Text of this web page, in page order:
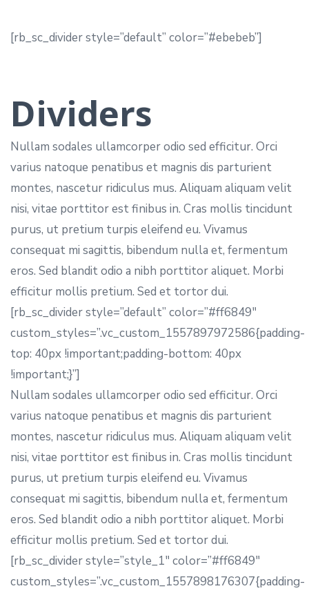
[rb_sc_divider style=”default” color=”#ebebeb”]
Dividers
Nullam sodales ullamcorper odio sed efficitur. Orci
varius natoque penatibus et magnis dis parturient
montes, nascetur ridiculus mus. Aliquam aliquam velit
nisi, vitae porttitor est finibus in. Cras mollis tincidunt
purus, ut pretium turpis eleifend eu. Vivamus
consequat mi sagittis, bibendum nulla et, fermentum
eros. Sed blandit odio a nibh porttitor aliquet. Morbi
efficitur mollis pretium. Sed et tortor dui.
[rb_sc_divider style=”default” color=”#ff6849″
custom_styles=”.vc_custom_1557897972586{padding-
top: 40px !important;padding-bottom: 40px
!important;}”]
Nullam sodales ullamcorper odio sed efficitur. Orci
varius natoque penatibus et magnis dis parturient
montes, nascetur ridiculus mus. Aliquam aliquam velit
nisi, vitae porttitor est finibus in. Cras mollis tincidunt
purus, ut pretium turpis eleifend eu. Vivamus
consequat mi sagittis, bibendum nulla et, fermentum
eros. Sed blandit odio a nibh porttitor aliquet. Morbi
efficitur mollis pretium. Sed et tortor dui.
[rb_sc_divider style=”style_1″ color=”#ff6849″
custom_styles=”.vc_custom_1557898176307{padding-